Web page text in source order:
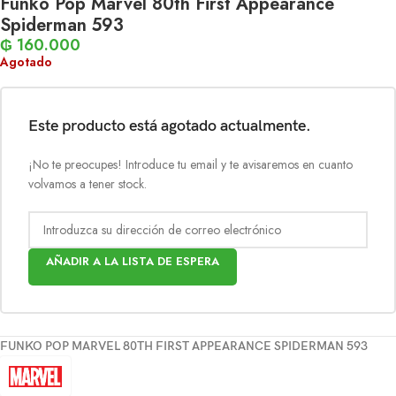
Spiderman 593
₲ 160.000
Agotado
Este producto está agotado actualmente.
¡No te preocupes! Introduce tu email y te avisaremos en cuanto
volvamos a tener stock.
AÑADIR A LA LISTA DE ESPERA
FUNKO POP MARVEL 80TH FIRST APPEARANCE SPIDERMAN 593